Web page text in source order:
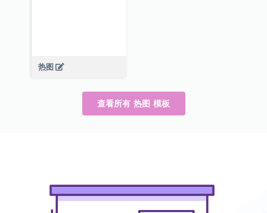
热图
查看所有 热图 模板